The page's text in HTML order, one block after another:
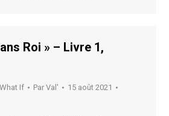
Roi » – Livre 1,
What If Par Val'
15 août 2021